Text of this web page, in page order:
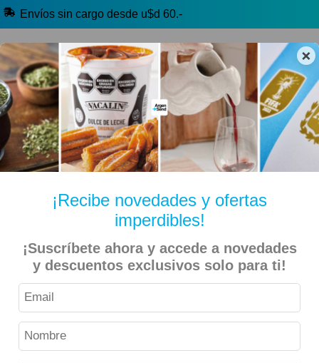
×
¡Recibe novedades y ofertas
imperdibles!
¡Suscríbete ahora y accede a novedades
y descuentos exclusivos solo para ti!
Envíos sin cargo desde u$d 60.-
🔥 Selección Argentina
🧉 Clásicos argentinos 🏷️ Todas las categorías
Inicio Especiales Beer Day
Andes Origen – Cerveza Rubia 473ml